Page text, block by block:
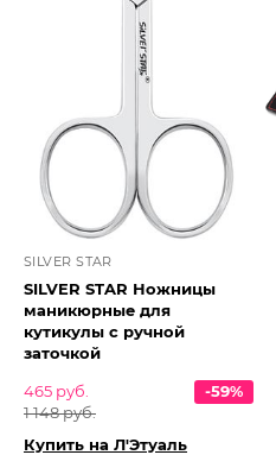
SILVER STAR
SILVER STAR Ножницы
маникюрные для
кутикулы с ручной
заточкой
465 руб.
1 148 руб.
-59%
Купить на Л'Этуаль